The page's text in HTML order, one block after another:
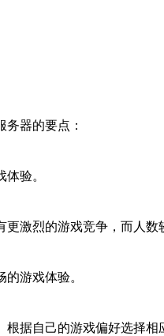
器的要点：
验。
激烈的游戏竞争，而人数
游戏体验。
据自己的游戏偏好选择相